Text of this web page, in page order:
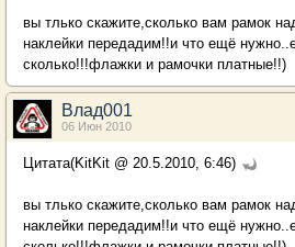
вы тлько скажите,сколько вам рамок
наклейки передадим!!и что ещё
сколько!!!флажки и рамочки платные!!)
Влад001
06 Июн 2010
Цитата(KitKit @ 20.5.2010, 6:46)
вы тлько скажите,сколько вам рамок
наклейки передадим!!и что ещё